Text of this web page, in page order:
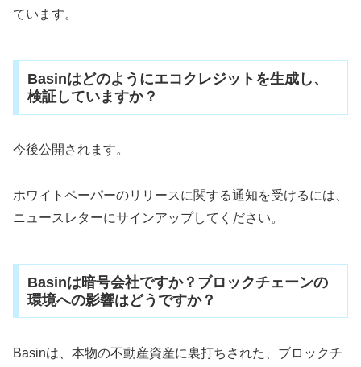
ています。
Basinはどのようにエコクレジットを生成し、
検証していますか？
今後公開されます。
ホワイトペーパーのリリースに関する通知を受けるには、
ニュースレターにサインアップしてください。
Basinは暗号会社ですか？ブロックチェーンの
環境への影響はどうですか？
Basinは、本物の不動産資産に裏打ちされた、ブロックチ